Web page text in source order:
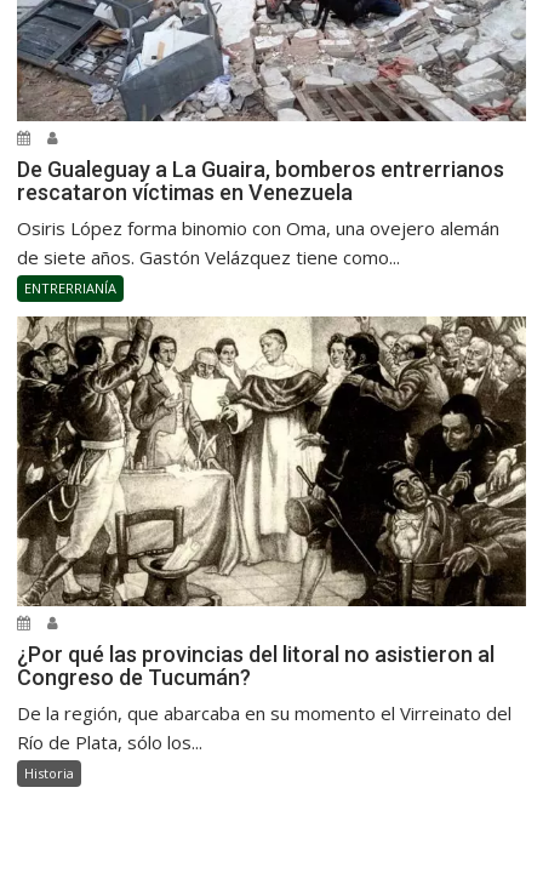
De Gualeguay a La Guaira, bomberos entrerrianos
rescataron víctimas en Venezuela
Osiris López forma binomio con Oma, una ovejero alemán
de siete años. Gastón Velázquez tiene como...
ENTRERRIANÍA
¿Por qué las provincias del litoral no asistieron al
Congreso de Tucumán?
De la región, que abarcaba en su momento el Virreinato del
Río de Plata, sólo los...
Historia